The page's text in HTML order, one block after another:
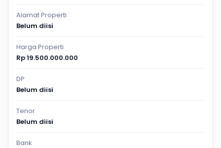
Alamat Properti
Belum diisi
Harga Properti
Rp 19.500.000.000
DP
Belum diisi
Tenor
Belum diisi
Bank